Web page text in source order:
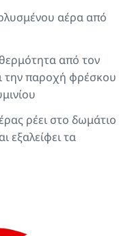
αέρα από
από τον
την παροχή φρέσκου
ρέει στο δωμάτιο
εξαλείφει τα